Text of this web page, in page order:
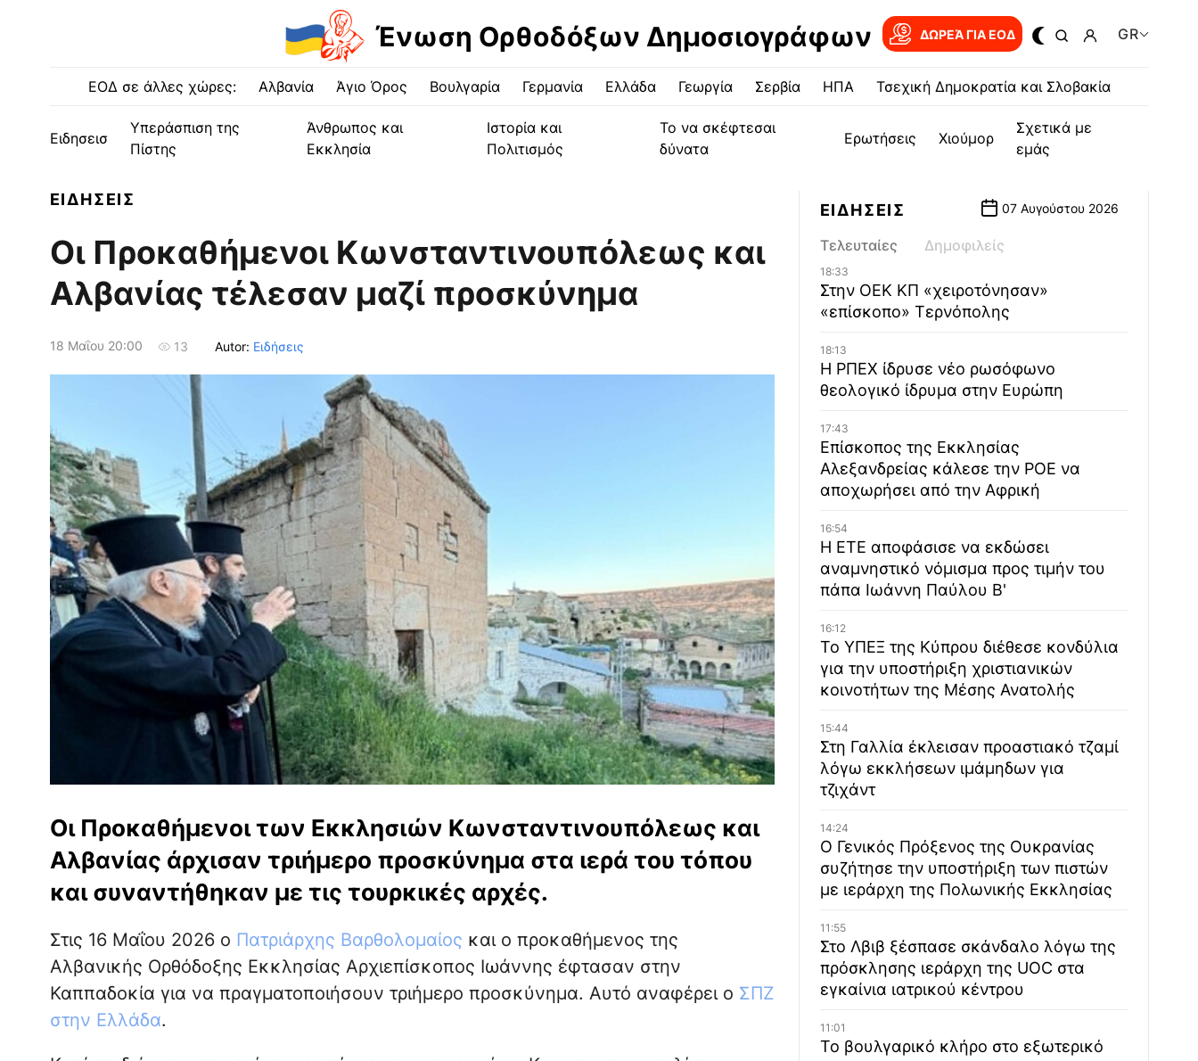
Ένωση Ορθοδόξων Δημοσιογράφων ΔΩΡΕΆ ΓΙΑ EOΔ GR
ΕΟΔ σε άλλες χώρες: Αλβανία Άγιο Όρος Βουλγαρία Γερμανία Ελλάδα Γεωργία Σερβία ΗΠΑ Τσεχική Δημοκρατία και Σλοβακία
Ειδησεισ
Υπεράσπιση της
Πίστης
Άνθρωπος και
Εκκλησία
Ιστορία και
Πολιτισμός
Το να σκέφτεσαι
δύνατα
Ερωτήσεις Χιούμορ
Σχετικά με
εμάς
ΕΙΔΗΣΕΙΣ
Οι Προκαθήμενοι Κωνσταντινουπόλεως και
Αλβανίας τέλεσαν μαζί προσκύνημα
18 Μαΐου 20:00 13 Autor: Ειδήσεις
Οι Προκαθήμενοι των Εκκλησιών Κωνσταντινουπόλεως και
Αλβανίας άρχισαν τριήμερο προσκύνημα στα ιερά του τόπου
και συναντήθηκαν με τις τουρκικές αρχές.
Στις 16 Μαΐου 2026 ο Πατριάρχης Βαρθολομαίος και ο προκαθήμενος της
Αλβανικής Ορθόδοξης Εκκλησίας Αρχιεπίσκοπος Ιωάννης έφτασαν στην
Καππαδοκία για να πραγματοποιήσουν τριήμερο προσκύνημα. Αυτό αναφέρει ο ΣΠΖ
στην Ελλάδα.
ΕΙΔΗΣΕΙΣ 07 Αυγούστου 2026
Τελευταίες Δημοφιλείς
18:33
Στην ΟΕΚ ΚΠ «χειροτόνησαν»
«επίσκοπο» Τερνόπολης
18:13
Η ΡΠΕΧ ίδρυσε νέο ρωσόφωνο
θεολογικό ίδρυμα στην Ευρώπη
17:43
Επίσκοπος της Εκκλησίας
Αλεξανδρείας κάλεσε την ΡΟΕ να
αποχωρήσει από την Αφρική
16:54
Η ΕΤΕ αποφάσισε να εκδώσει
αναμνηστικό νόμισμα προς τιμήν του
πάπα Ιωάννη Παύλου Β'
16:12
Το ΥΠΕΞ της Κύπρου διέθεσε κονδύλια
για την υποστήριξη χριστιανικών
κοινοτήτων της Μέσης Ανατολής
15:44
Στη Γαλλία έκλεισαν προαστιακό τζαμί
λόγω εκκλήσεων ιμάμηδων για
τζιχάντ
14:24
Ο Γενικός Πρόξενος της Ουκρανίας
συζήτησε την υποστήριξη των πιστών
με ιεράρχη της Πολωνικής Εκκλησίας
11:55
Στο Λβιβ ξέσπασε σκάνδαλο λόγω της
πρόσκλησης ιεράρχη της UOC στα
εγκαίνια ιατρικού κέντρου
11:01
Το βουλγαρικό κλήρο στο εξωτερικό